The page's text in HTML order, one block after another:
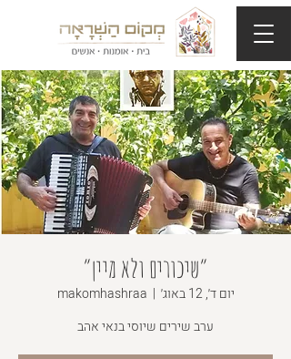
״שיכורים ולא מיין״
יום ד׳, 12 באוג׳
  |
makomhashraa
ערב שירים שיוסי בנאי אהב